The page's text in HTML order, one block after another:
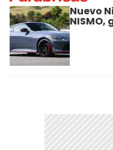
Nuevo
NISMO,